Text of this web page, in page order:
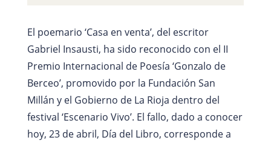
El poemario ‘Casa en venta’, del escritor
Gabriel Insausti, ha sido reconocido con el II
Premio Internacional de Poesía ‘Gonzalo de
Berceo’, promovido por la Fundación San
Millán y el Gobierno de La Rioja dentro del
festival ‘Escenario Vivo’. El fallo, dado a conocer
hoy, 23 de abril, Día del Libro, corresponde a